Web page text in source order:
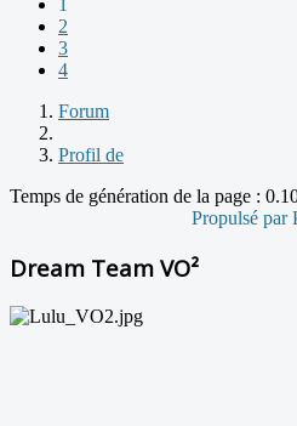
1
2
3
4
Forum
Profil de
Temps de génération de la page :
Propulsé par
Dream Team VO²